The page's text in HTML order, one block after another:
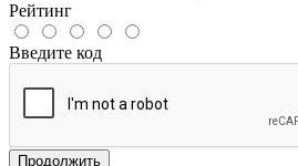
Рейтинг
Введите код
Продолжить